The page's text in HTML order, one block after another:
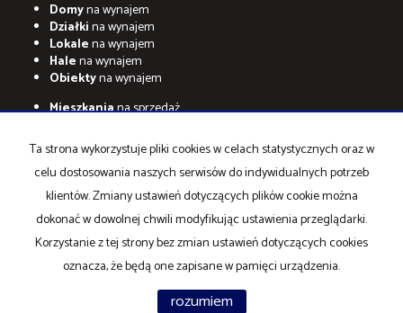
Domyna wynajem
Działkina wynajem
Lokalena wynajem
Halena wynajem
Obiektyna wynajem
Mieszkaniana sprzedaż
Działkina sprzedaż
Lokalena sprzedaż
Halena sprzedaż
Obiektyna sprzedaż
Mieszkania Kontakt Kup Sprzedaj
Program dla biur nieruchomości
Ta strona wykorzystuje pliki cookies w celach statystycznych oraz w
celu dostosowania naszych serwisów do indywidualnych potrzeb
klientów. Zmiany ustawień dotyczących plików cookie można
dokonać w dowolnej chwili modyfikując ustawienia przeglądarki.
Korzystanie z tej strony bez zmian ustawień dotyczących cookies
oznacza, że będą one zapisane w pamięci urządzenia.
rozumiem